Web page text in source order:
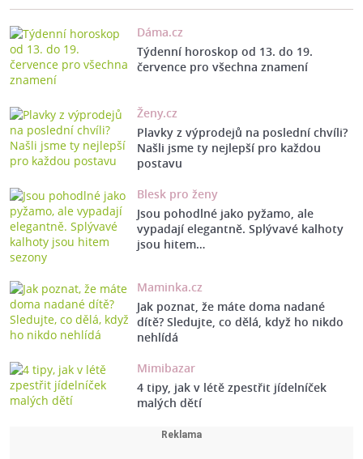
Dáma.cz
Týdenní horoskop od 13. do 19.
července pro všechna znamení
Ženy.cz
Plavky z výprodejů na poslední chvíli?
Našli jsme ty nejlepší pro každou
postavu
Blesk pro ženy
Jsou pohodlné jako pyžamo, ale
vypadají elegantně. Splývavé kalhoty
jsou hitem…
Maminka.cz
Jak poznat, že máte doma nadané
dítě? Sledujte, co dělá, když ho nikdo
nehlídá
Mimibazar
4 tipy, jak v létě zpestřit jídelníček
malých dětí